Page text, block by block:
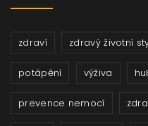
zdraví zdravý životní
potápění výživa
prevence nemocí